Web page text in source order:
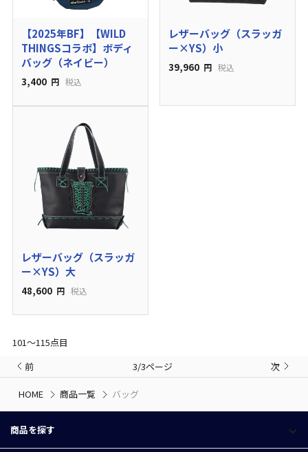
【2025年BF】【WILD
THINGSコラボ】ボディ
バッグ（ネイビー）
3,400 円 税込
レザーバッグ（スラッガ
ー×YS）小
39,960 円 税込
レザーバッグ（スラッガ
ー×YS）大
48,600 円 税込
101〜115点目
前
3/3ページ 次
HOME 商品一覧 バッグ
商品を探す